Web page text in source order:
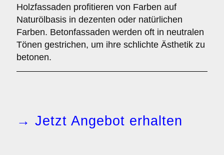
Holzfassaden profitieren von Farben auf
Naturölbasis in dezenten oder natürlichen
Farben. Betonfassaden werden oft in neutralen
Tönen gestrichen, um ihre schlichte Ästhetik zu
betonen.
→ Jetzt Angebot erhalten